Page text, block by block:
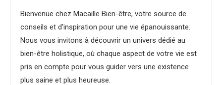
Bienvenue chez Macaille Bien-être, votre source de
conseils et d'inspiration pour une vie épanouissante.
Nous vous invitons à découvrir un univers dédié au
bien-être holistique, où chaque aspect de votre vie est
pris en compte pour vous guider vers une existence
plus saine et plus heureuse.